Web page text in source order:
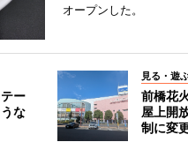
オープンした。
ー
な
見る・遊
前橋花
屋上開
制に変